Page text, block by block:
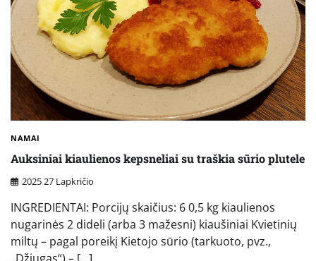
NAMAI
Auksiniai kiaulienos kepsneliai su traškia sūrio plutele
2025 27 Lapkričio
INGREDIENTAI: Porcijų skaičius: 6 0,5 kg kiaulienos
nugarinės 2 dideli (arba 3 mažesni) kiaušiniai Kvietinių
miltų – pagal poreikį Kietojo sūrio (tarkuoto, pvz.,